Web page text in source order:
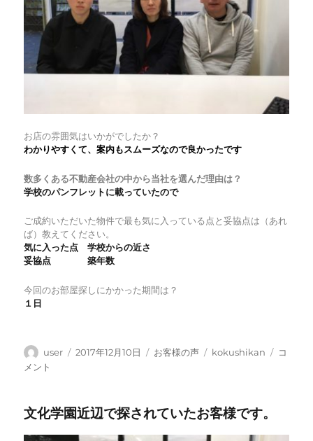
約
頂
い
た
お
お店の雰囲気はいかがでしたか？
わかりやすくて、案内もスムーズなので良かったです
数多くある不動産会社の中から当社を選んだ理由は？
学校のパンフレットに載っていたので
ご成約いただいた物件で最も気に入っている点と妥協点は（あれ
ば）教えてください。
気に入った点 学校からの近さ
妥協点 築年数
今回のお部屋探しにかかった期間は？
１日
投
稿
user
投
2017年12月10日
カ
ー
お客様の声
タ
kokushikan
国
コ
メント
文化学園近辺で探されていたお客様です。